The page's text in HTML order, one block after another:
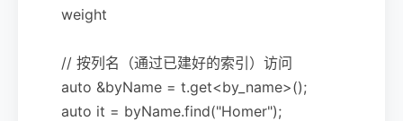
weight
// 按列名（通过已建好的索引）访问
auto &byName = t.get<by_name>();
auto it = byName.find("Homer");